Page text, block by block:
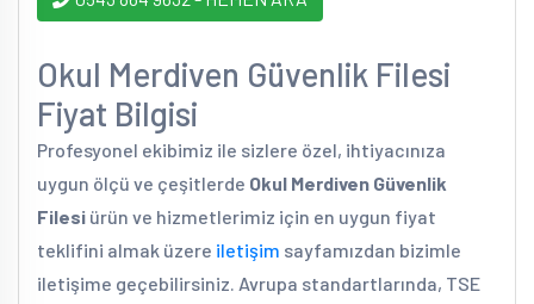
Okul Merdiven Güvenlik Filesi
Fiyat Bilgisi
Profesyonel ekibimiz ile sizlere özel, ihtiyacınıza
uygun ölçü ve çeşitlerde Okul Merdiven Güvenlik
Filesi ürün ve hizmetlerimiz için en uygun fiyat
teklifini almak üzere iletişim sayfamızdan bizimle
iletişime geçebilirsiniz. Avrupa standartlarında, TSE